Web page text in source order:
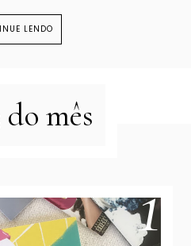
LENDO
mês